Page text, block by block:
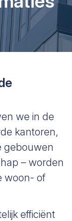
we in de
kantoren,
gebouwen
– worden
woon- of
efficiënt